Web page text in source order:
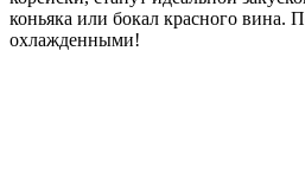
коньяка или бокал красного вина.
охлажденными!